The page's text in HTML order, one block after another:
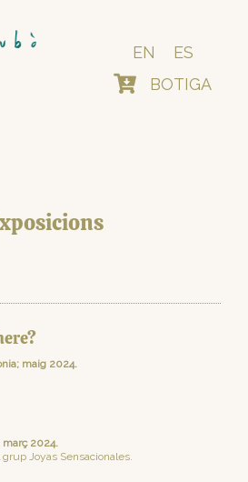
EN
ES
BOTIGA
maig 2024.
2024.
grup Joyas Sensacionales.